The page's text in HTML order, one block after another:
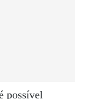
possível